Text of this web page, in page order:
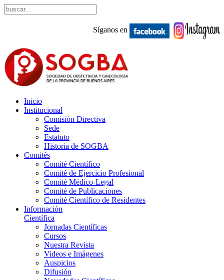
Síganos en
Inicio
Institucional
Comisión Directiva
Sede
Estatuto
Historia de SOGBA
Comités
Comité Científico
Comité de Ejercicio Profesional
Comité Médico-Legal
Comité de Publicaciones
Comité Científico de Residentes
Información
Científica
Jornadas Científicas
Cursos
Nuestra Revista
Videos e Imágenes
Auspicios
Difusión